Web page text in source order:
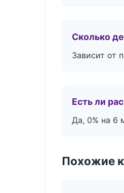
Сколько
Зависит от
Есть ли
Да, 0% на 6
Похожие